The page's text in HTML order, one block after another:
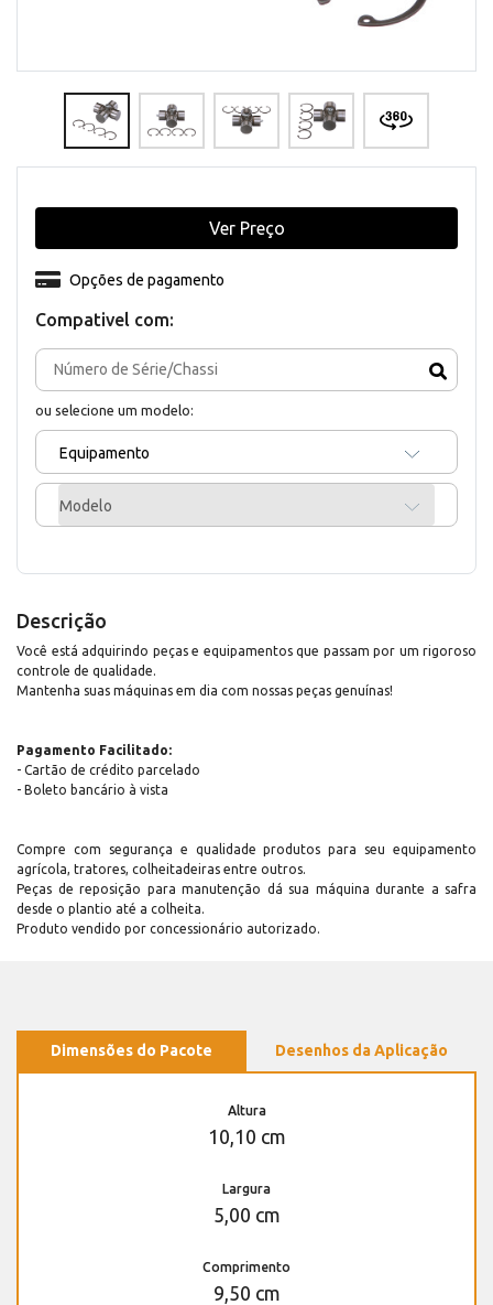
Compativel com:
ou selecione um modelo:
Equipamento
Modelo
Opções de pagamento
Ver Preço
Descrição
Você está adquirindo peças e equipamentos que passam por um rigoroso
controle de qualidade.
Mantenha suas máquinas em dia com nossas peças genuínas!
Pagamento Facilitado:
- Cartão de crédito parcelado
- Boleto bancário à vista
Compre com segurança e qualidade produtos para seu equipamento
agrícola, tratores, colheitadeiras entre outros.
Peças de reposição para manutenção dá sua máquina durante a safra
desde o plantio até a colheita.
Produto vendido por concessionário autorizado.
Dimensões do Pacote Desenhos da Aplicação
Altura
10,10 cm
Largura
5,00 cm
Comprimento
9,50 cm